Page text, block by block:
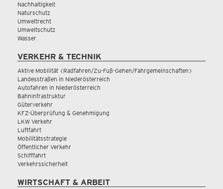
Nachhaltigkeit
Naturschutz
Umweltrecht
Umweltschutz
Wasser
VERKEHR & TECHNIK
Aktive Mobilität (Radfahren/Zu-Fuß-Gehen/Fahrgemeinschaften)
Landesstraßen in Niederösterreich
Autofahren in Niederösterreich
Bahninfrastruktur
Güterverkehr
KFZ-Überprüfung & Genehmigung
LKW Verkehr
Luftfahrt
Mobilitätsstrategie
Öffentlicher Verkehr
Schifffahrt
Verkehrssicherheit
WIRTSCHAFT & ARBEIT